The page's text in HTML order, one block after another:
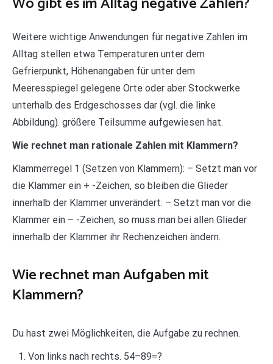
Weitere wichtige Anwendungen für negative Zahlen im
Alltag stellen etwa Temperaturen unter dem
Gefrierpunkt, Höhenangaben für unter dem
Meeresspiegel gelegene Orte oder aber Stockwerke
unterhalb des Erdgeschosses dar (vgl. die linke
Abbildung). größere Teilsumme aufgewiesen hat.
Wie rechnet man rationale Zahlen mit Klammern?
Klammerregel 1 (Setzen von Klammern): – Setzt man vor
die Klammer ein + -Zeichen, so bleiben die Glieder
innerhalb der Klammer unverändert. – Setzt man vor die
Klammer ein – -Zeichen, so muss man bei allen Glieder
innerhalb der Klammer ihr Rechenzeichen ändern.
Wie rechnet man Aufgaben mit
Klammern?
Du hast zwei Möglichkeiten, die Aufgabe zu rechnen.
Von links nach rechts. 54–89=?